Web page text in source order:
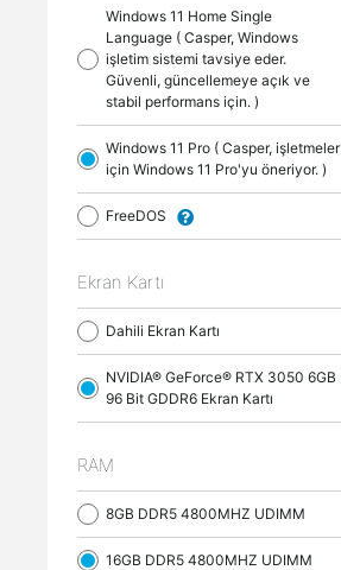
Windows 11 Home Single
Language ( Casper, Windows
işletim sistemi tavsiye eder.
Güvenli, güncellemeye açık ve
stabil performans için. )
Windows 11 Pro ( Casper, işletmeler
için Windows 11 Pro'yu öneriyor. )
FreeDOS
Ekran Kartı
Dahili Ekran Kartı
NVIDIA® GeForce® RTX 3050 6GB
96 Bit GDDR6 Ekran Kartı
RAM
8GB DDR5 4800MHZ UDIMM
16GB DDR5 4800MHZ UDIMM